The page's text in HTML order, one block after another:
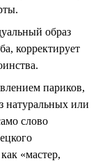
образ
корректирует
париков,
натуральных или
слово
«мастер,